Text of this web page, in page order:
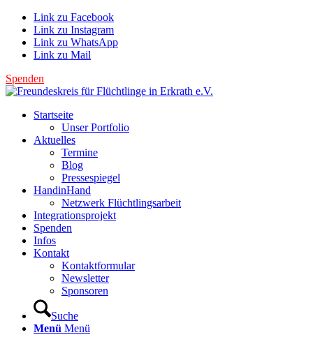
Link zu Facebook
Link zu Instagram
Link zu WhatsApp
Link zu Mail
Spenden
Startseite
Unser Portfolio
Aktuelles
Termine
Blog
Pressespiegel
HandinHand
Netzwerk Flüchtlingsarbeit
Integrationsprojekt
Spenden
Infos
Kontakt
Kontaktformular
Newsletter
Sponsoren
Suche
Menü Menü